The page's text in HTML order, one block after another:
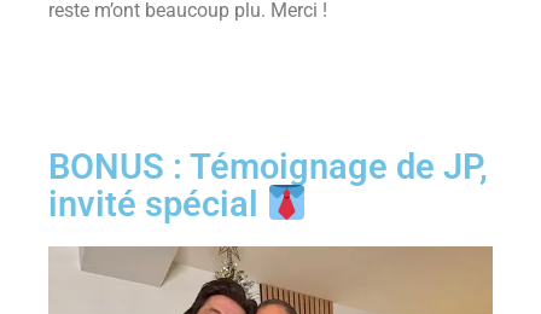
reste m’ont beaucoup plu. Merci !
BONUS : Témoignage de JP,
invité spécial